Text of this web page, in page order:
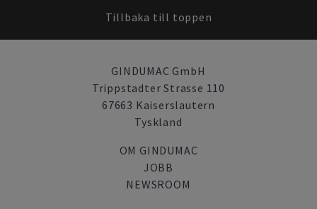
Tillbaka till toppen
GINDUMAC GmbH
Trippstadter Strasse 110
67663 Kaiserslautern
Tyskland
OM GINDUMAC
JOBB
NEWSROOM